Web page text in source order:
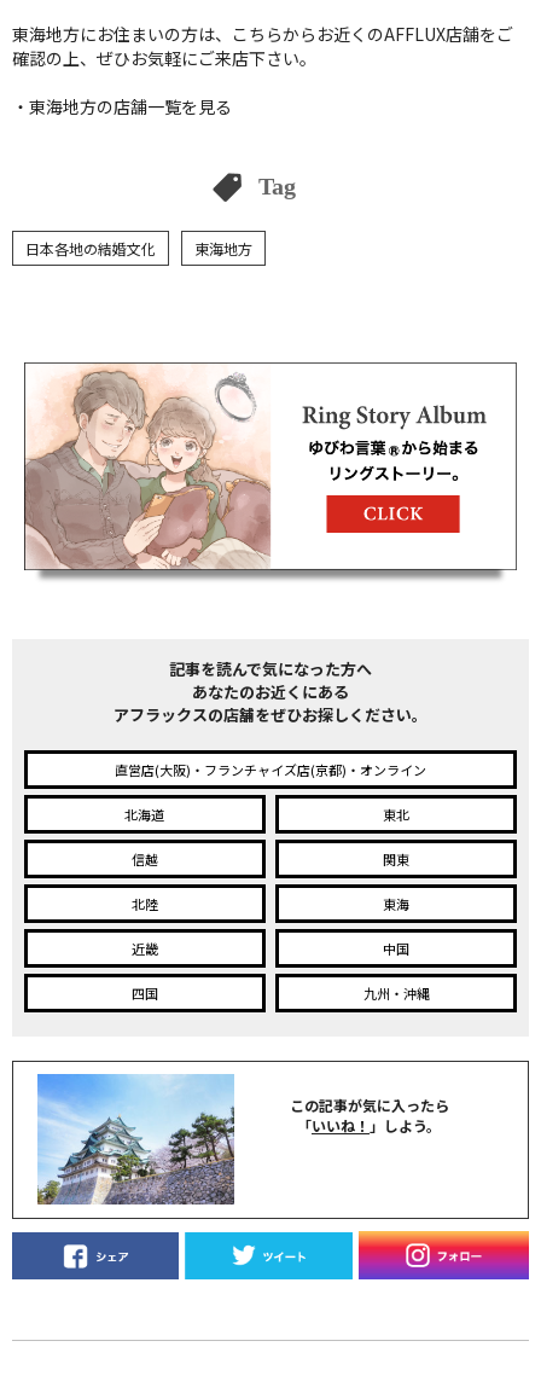
東海地方にお住まいの方は、こちらからお近くのAFFLUX店舗をご
確認の上、ぜひお気軽にご来店下さい。
・東海地方の店舗一覧を見る
Tag
日本各地の結婚文化 東海地方
記事を読んで気になった方へ
あなたのお近くにある
アフラックスの店舗をぜひお探しください。
直営店(大阪)・フランチャイズ店(京都)・オンライン
北海道 東北
信越 関東
北陸 東海
近畿 中国
四国 九州・沖縄
この記事が気に入ったら
「いいね！ 」しよう。